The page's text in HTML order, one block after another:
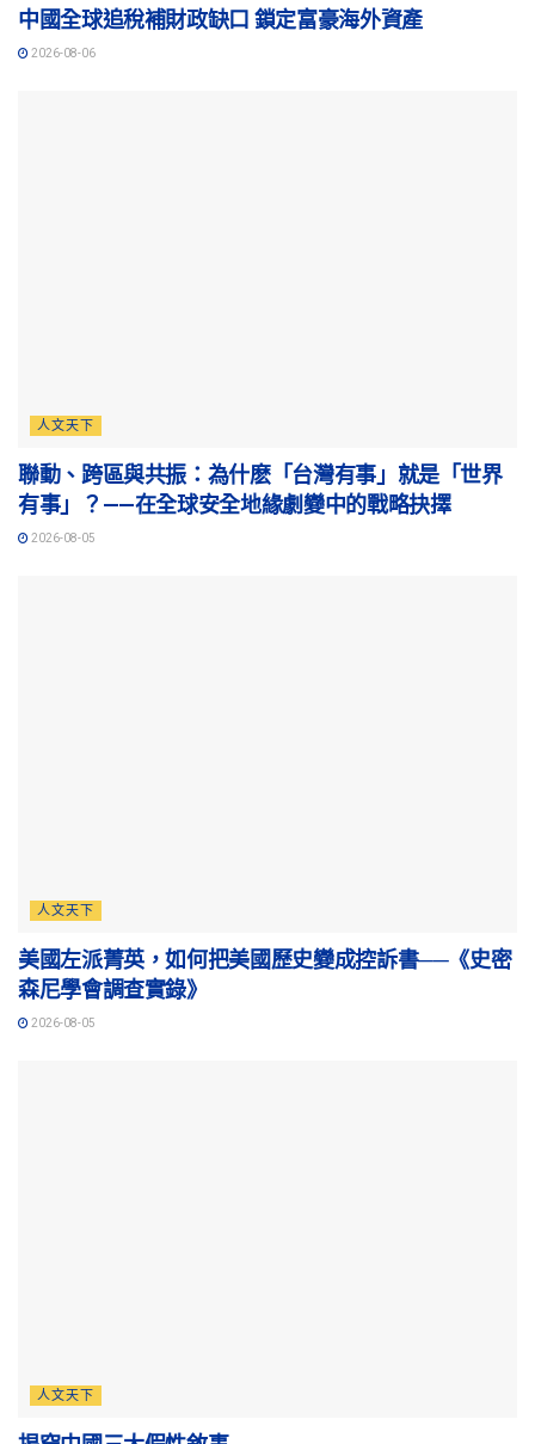
中國全球追稅補財政缺口 鎖定富豪海外資產
2026-08-06
人文天下
聯動、跨區與共振：為什麽「台灣有事」就是「世界
有事」？——在全球安全地緣劇變中的戰略抉擇
2026-08-05
人文天下
美國左派菁英，如何把美國歷史變成控訴書──《史密
森尼學會調查實錄》
2026-08-05
人文天下